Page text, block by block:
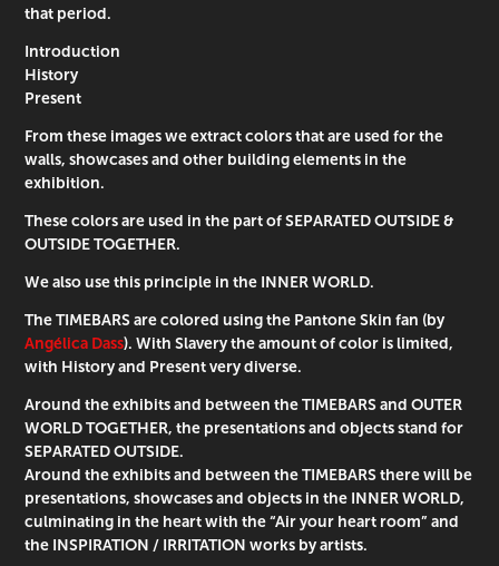
that period.
Introduction
History
Present
From these images we extract colors that are used for the
walls, showcases and other building elements in the
exhibition.
These colors are used in the part of SEPARATED OUTSIDE &
OUTSIDE TOGETHER.
We also use this principle in the INNER WORLD.
The TIMEBARS are colored using the Pantone Skin fan (by
Angélica Dass). With Slavery the amount of color is limited,
with History and Present very diverse.
Around the exhibits and between the TIMEBARS and OUTER
WORLD TOGETHER, the presentations and objects stand for
SEPARATED OUTSIDE.
Around the exhibits and between the TIMEBARS there will be
presentations, showcases and objects in the INNER WORLD,
culminating in the heart with the “Air your heart room” and
the INSPIRATION / IRRITATION works by artists.